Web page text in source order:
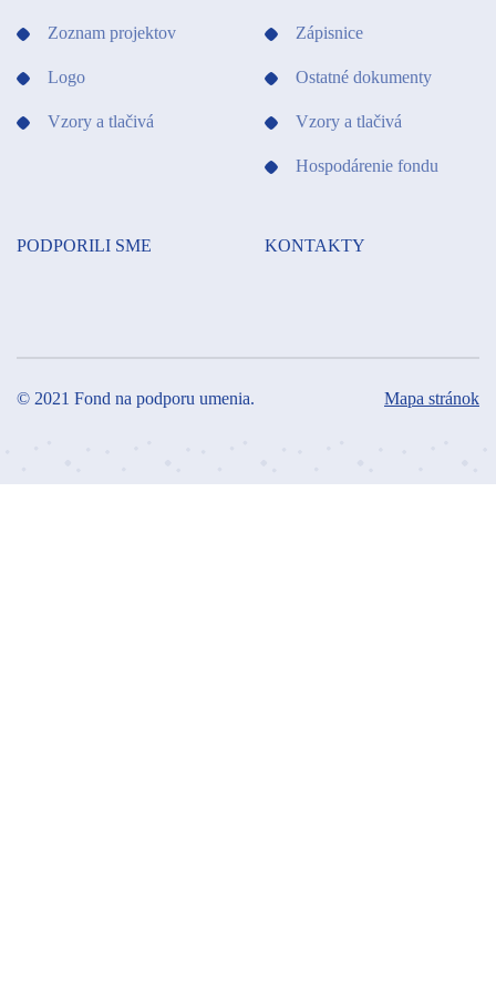
Zoznam projektov
Logo
Vzory a tlačivá
Zápisnice
Ostatné dokumenty
Vzory a tlačivá
Hospodárenie fondu
PODPORILI SME KONTAKTY
© 2021 Fond na podporu umenia. Mapa stránok